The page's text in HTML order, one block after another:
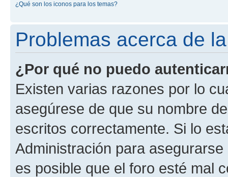
¿Qué son los iconos para los temas?
Problemas acerca de
¿Por qué no puedo
Existen varias razones por lo
asegúrese de que su nombre
escritos correctamente. Si lo
Administración para
es posible que el foro esté mal